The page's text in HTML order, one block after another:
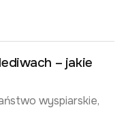
– jakie
wyspiarskie,